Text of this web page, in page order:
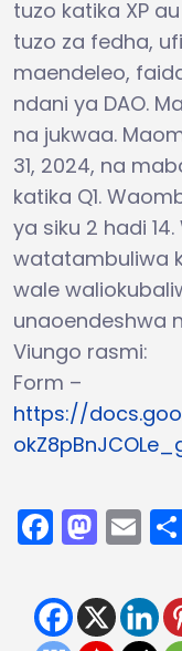
tuzo katika XP
tuzo za fedha,
maendeleo,
ndani ya DAO.
na jukwaa.
31, 2024, na
katika Q1.
ya siku 2 hadi
watatambuliwa
wale
unaoendeshwa
Viungo rasmi:
Form –
https://